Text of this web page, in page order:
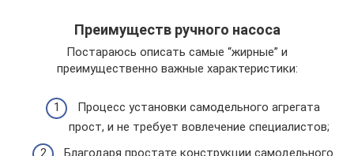
Преимуществ ручного насоса
Постараюсь описать самые “жирные” и
преимущественно важные характеристики:
Процесс установки самодельного агрегата
прост, и не требует вовлечение специалистов;
Благодаря простате конструкции самодельного